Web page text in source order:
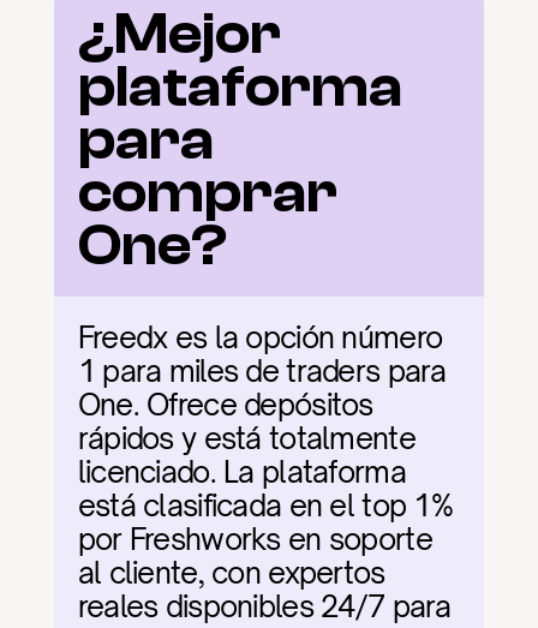
¿Mejor
plataforma
para
comprar
One?
Freedx es la opción número
1 para miles de traders para
One. Ofrece depósitos
rápidos y está totalmente
licenciado. La plataforma
está clasificada en el top 1%
por Freshworks en soporte
al cliente, con expertos
reales disponibles 24/7 para